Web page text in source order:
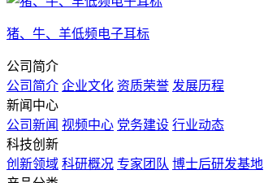
猪、牛、羊低频电子耳标
公司简介
公司简介 企业文化 资质荣誉 发展历程
新闻中心
公司新闻 视频中心 党务建设 行业动态
科技创新
创新领域 科研概况 专家团队 博士后研发基地